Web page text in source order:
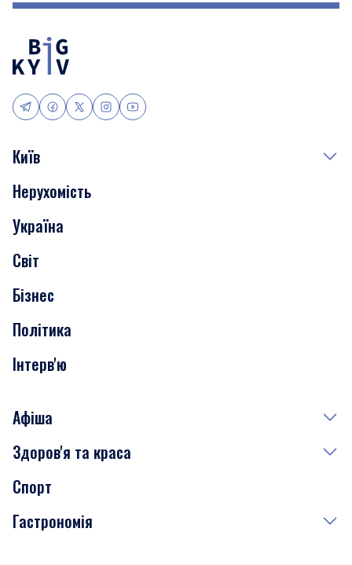
Київ
Події
Скандали
Нерухомість
Транспорт
Нерухомість
Україна
Світ
Бізнес
Політика
Інтерв'ю
Афіша
Сьогодні
Завтра
Субота
Здоров'я та краса
Медицина
Краса
Спорт
Гастрономія